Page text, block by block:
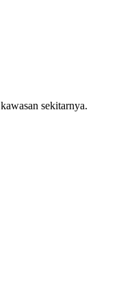
sekitarnya.